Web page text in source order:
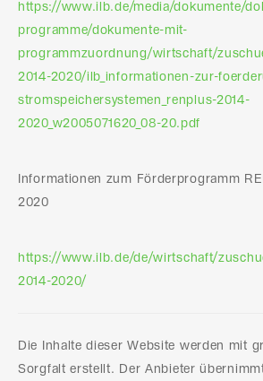
https://www.ilb.de/media/dokumente/
programme/dokumente-mit-
programmzuordnung/wirtschaft/
2014-2020/ilb_informationen-zur-
stromspeichersystemen_renplus-2014-
2020_w2005071620_08-20.pdf
Informationen zum Förderprogramm
2020
https://www.ilb.de/de/wirtschaft/
2014-2020/
Die Inhalte dieser Website werden mit
Sorgfalt erstellt. Der Anbieter